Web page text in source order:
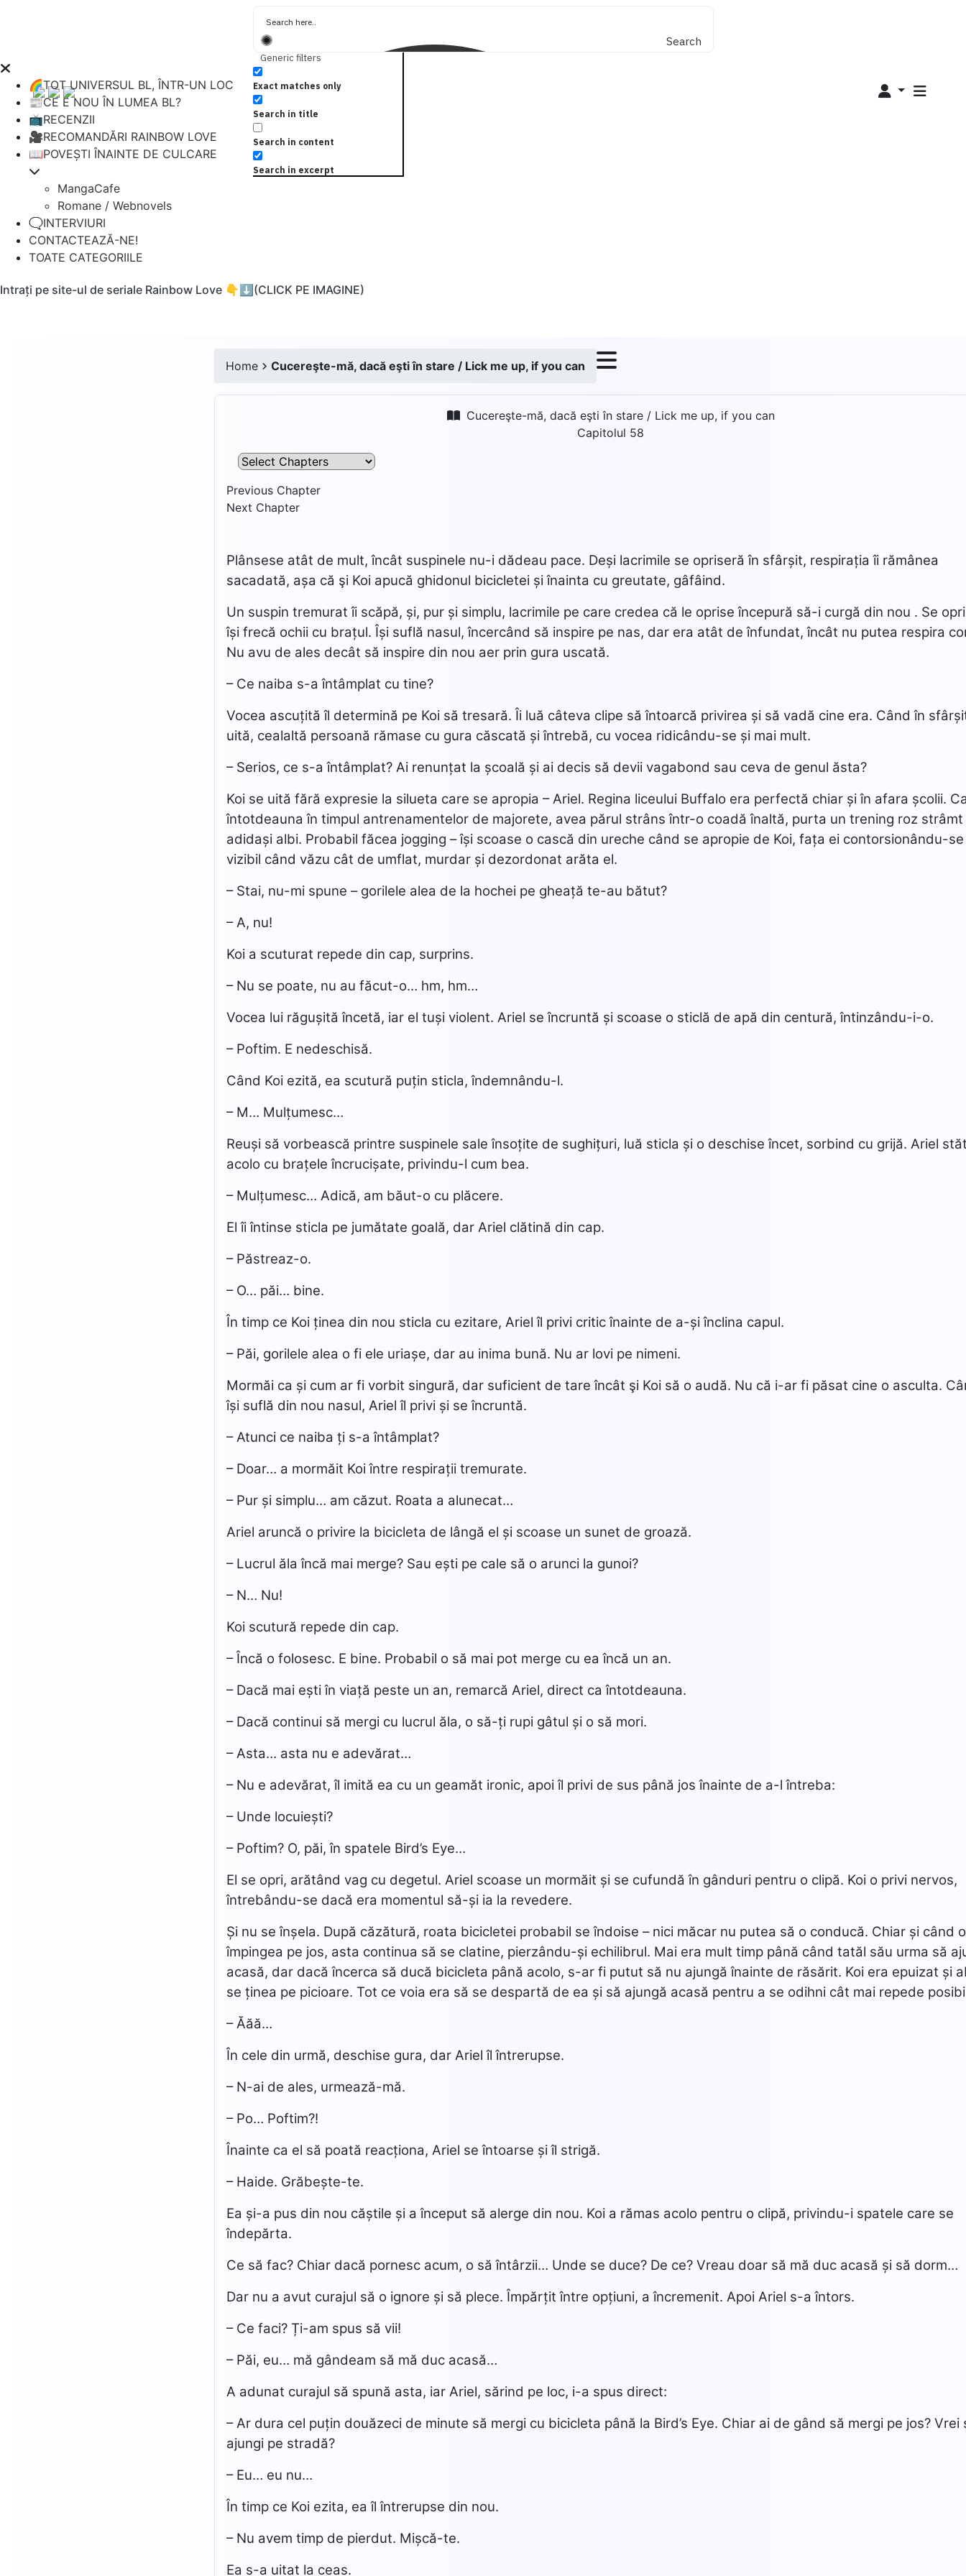
Search
Generic filters
Exact matches only
Search in title
Search in content
Search in excerpt
🌈TOT UNIVERSUL BL, ÎNTR-UN LOC
📰CE E NOU ÎN LUMEA BL?
📺RECENZII
🎥RECOMANDĂRI RAINBOW LOVE
📖POVEȘTI ÎNAINTE DE CULCARE
MangaCafe
Romane / Webnovels
🗨️INTERVIURI
CONTACTEAZĂ-NE!
TOATE CATEGORIILE
Intrați pe site-ul de seriale Rainbow Love 👇⬇️(CLICK PE IMAGINE)
Home Cucereşte-mă, dacă eşti în stare / Lick me up, if you can
Cucereşte-mă, dacă eşti în stare / Lick me up, if you can
Capitolul 58
Previous Chapter
Next Chapter
Plânsese atât de mult, încât suspinele nu-i dădeau pace. Deși lacrimile se opriseră în sfârșit, respirația îi rămânea
sacadată, așa că şi Koi apucă ghidonul bicicletei și înainta cu greutate, gâfâind.
Un suspin tremurat îi scăpă, și, pur și simplu, lacrimile pe care credea că le oprise începură să-i curgă din nou . Se
își frecă ochii cu brațul. Își suflă nasul, încercând să inspire pe nas, dar era atât de înfundat, încât nu putea respira
Nu avu de ales decât să inspire din nou aer prin gura uscată.
– Ce naiba s-a întâmplat cu tine?
Vocea ascuțită îl determină pe Koi să tresară. Îi luă câteva clipe să întoarcă privirea și să vadă cine era. Când în
uită, cealaltă persoană rămase cu gura căscată și întrebă, cu vocea ridicându-se și mai mult.
– Serios, ce s-a întâmplat? Ai renunțat la școală și ai decis să devii vagabond sau ceva de genul ăsta?
Koi se uită fără expresie la silueta care se apropia – Ariel. Regina liceului Buffalo era perfectă chiar și în afara școlii.
întotdeauna în timpul antrenamentelor de majorete, avea părul strâns într-o coadă înaltă, purta un trening roz strâmt
adidași albi. Probabil făcea jogging – își scoase o cască din ureche când se apropie de Koi, fața ei contorsionându-se
vizibil când văzu cât de umflat, murdar și dezordonat arăta el.
– Stai, nu-mi spune – gorilele alea de la hochei pe gheață te-au bătut?
– A, nu!
Koi a scuturat repede din cap, surprins.
– Nu se poate, nu au făcut-o… hm, hm…
Vocea lui răgușită încetă, iar el tuși violent. Ariel se încruntă și scoase o sticlă de apă din centură, întinzându-i-o.
– Poftim. E nedeschisă.
Când Koi ezită, ea scutură puțin sticla, îndemnându-l.
– M… Mulțumesc…
Reuși să vorbească printre suspinele sale însoțite de sughițuri, luă sticla și o deschise încet, sorbind cu grijă. Ariel
acolo cu brațele încrucișate, privindu-l cum bea.
– Mulțumesc… Adică, am băut-o cu plăcere.
El îi întinse sticla pe jumătate goală, dar Ariel clătină din cap.
– Păstreaz-o.
– O… păi… bine.
În timp ce Koi ținea din nou sticla cu ezitare, Ariel îl privi critic înainte de a-și înclina capul.
– Păi, gorilele alea o fi ele uriașe, dar au inima bună. Nu ar lovi pe nimeni.
Mormăi ca și cum ar fi vorbit singură, dar suficient de tare încât şi Koi să o audă. Nu că i-ar fi păsat cine o asculta.
își suflă din nou nasul, Ariel îl privi și se încruntă.
– Atunci ce naiba ți s-a întâmplat?
– Doar… a mormăit Koi între respirații tremurate.
– Pur și simplu… am căzut. Roata a alunecat…
Ariel aruncă o privire la bicicleta de lângă el și scoase un sunet de groază.
– Lucrul ăla încă mai merge? Sau ești pe cale să o arunci la gunoi?
– N… Nu!
Koi scutură repede din cap.
– Încă o folosesc. E bine. Probabil o să mai pot merge cu ea încă un an.
– Dacă mai ești în viață peste un an, remarcă Ariel, direct ca întotdeauna.
– Dacă continui să mergi cu lucrul ăla, o să-ți rupi gâtul și o să mori.
– Asta… asta nu e adevărat…
– Nu e adevărat, îl imită ea cu un geamăt ironic, apoi îl privi de sus până jos înainte de a-l întreba:
– Unde locuiești?
– Poftim? O, păi, în spatele Bird’s Eye…
El se opri, arătând vag cu degetul. Ariel scoase un mormăit și se cufundă în gânduri pentru o clipă. Koi o privi nervos,
întrebându-se dacă era momentul să-și ia la revedere.
Și nu se înșela. După căzătură, roata bicicletei probabil se îndoise – nici măcar nu putea să o conducă. Chiar și când o
împingea pe jos, asta continua să se clatine, pierzându-și echilibrul. Mai era mult timp până când tatăl său urma să
acasă, dar dacă încerca să ducă bicicleta până acolo, s-ar fi putut să nu ajungă înainte de răsărit. Koi era epuizat și
se ținea pe picioare. Tot ce voia era să se despartă de ea și să ajungă acasă pentru a se odihni cât mai repede
– Ăăă…
În cele din urmă, deschise gura, dar Ariel îl întrerupse.
– N-ai de ales, urmează-mă.
– Po… Poftim?!
Înainte ca el să poată reacționa, Ariel se întoarse și îl strigă.
– Haide. Grăbește-te.
Ea și-a pus din nou căștile și a început să alerge din nou. Koi a rămas acolo pentru o clipă, privindu-i spatele care se
îndepărta.
Ce să fac? Chiar dacă pornesc acum, o să întârzii… Unde se duce? De ce? Vreau doar să mă duc acasă și să dorm…
Dar nu a avut curajul să o ignore și să plece. Împărțit între opțiuni, a încremenit. Apoi Ariel s-a întors.
– Ce faci? Ți-am spus să vii!
– Păi, eu… mă gândeam să mă duc acasă…
A adunat curajul să spună asta, iar Ariel, sărind pe loc, i-a spus direct:
– Ar dura cel puțin douăzeci de minute să mergi cu bicicleta până la Bird’s Eye. Chiar ai de gând să mergi pe jos? Vrei
ajungi pe stradă?
– Eu… eu nu…
În timp ce Koi ezita, ea îl întrerupse din nou.
– Nu avem timp de pierdut. Mișcă-te.
Ea s-a uitat la ceas.